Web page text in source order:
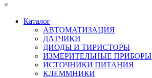
×
Каталог
АВТОМАТИЗАЦИЯ
ДАТЧИКИ
ДИОДЫ И ТИРИСТОРЫ
ИЗМЕРИТЕЛЬНЫЕ ПРИБОРЫ
ИСТОЧНИКИ ПИТАНИЯ
КЛЕММНИКИ